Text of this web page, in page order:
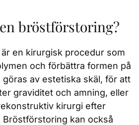
bröstförstoring?
en kirurgisk procedur som
och förbättra formen på
av estetiska skäl, för att
graviditet och amning, eller
kirurgi efter
Bröstförstoring kan också